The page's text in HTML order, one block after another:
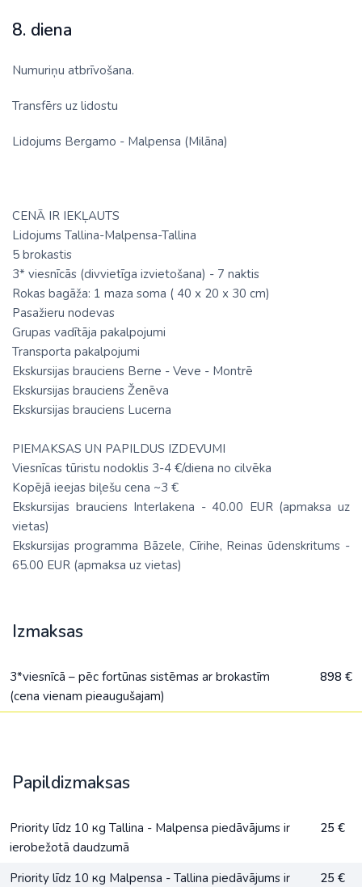
8. diena
Numuriņu atbrīvošana.
Transfērs uz lidostu
Lidojums Bergamo - Malpensa (Milāna)
CENĀ IR IEKĻAUTS
Lidojums Tallina-Malpensa-Tallina
5 brokastis
3* viesnīcās (divvietīga izvietošana) - 7 naktis
Rokas bagāža: 1 maza soma ( 40 х 20 х 30 cm)
Pasažieru nodevas
Grupas vadītāja pakalpojumi
Transporta pakalpojumi
Ekskursijas brauciens Berne - Veve - Montrē
Ekskursijas brauciens Ženēva
Ekskursijas brauciens Lucerna
PIEMAKSAS UN PAPILDUS IZDEVUMI
Viesnīcas tūristu nodoklis 3-4 €/diena no cilvēka
Kopējā ieejas biļešu cena ~3 €
Ekskursijas brauciens Interlakena - 40.00 EUR (apmaksa uz
vietas)
Ekskursijas programma Bāzele, Cīrihe, Reinas ūdenskritums -
65.00 EUR (apmaksa uz vietas)
Izmaksas
3*viesnīcā – pēc fortūnas sistēmas ar brokastīm
(cena vienam pieaugušajam)
898 €
Papildizmaksas
Priority līdz 10 кg Tallina - Malpensa piedāvājums ir
ierobežotā daudzumā
25 €
Priority līdz 10 кg Malpensa - Tallina piedāvājums ir
25 €